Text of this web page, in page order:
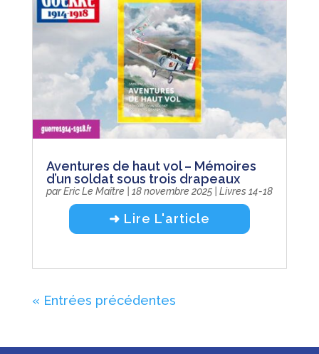
Aventures de haut vol – Mémoires
d’un soldat sous trois drapeaux
parEric Le Maître 18 novembre 2025| Livres 14-18
➜ Lire L'article
« Entrées précédentes